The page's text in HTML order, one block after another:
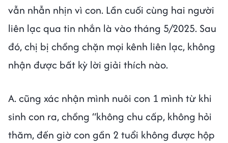
vẫn nhẫn nhịn vì con. Lần cuối cùng hai người
liên lạc qua tin nhắn là vào tháng 5/2025. Sau
đó, chị bị chồng chặn mọi kênh liên lạc, không
nhận được bất kỳ lời giải thích nào.
A. cũng xác nhận mình nuôi con 1 mình từ khi
sinh con ra, chồng “không chu cấp, không hỏi
thăm, đến giờ con gần 2 tuổi không được hộp